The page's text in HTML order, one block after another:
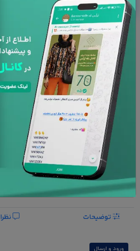
در تصویر تا 10 درصد با واقعیت متفاوت باشد.
نوع کوسن :
کاور
با بالشتک
افزودن به سبد خرید
پشتیبانی 24 ساعته
امنیت پرداخت
افزودن به علاقه مندی ها
ورود و ارسال